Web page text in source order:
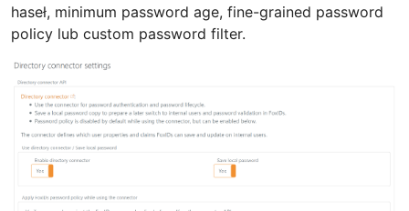
haseł, minimum password age, fine-grained password
policy lub custom password filter.